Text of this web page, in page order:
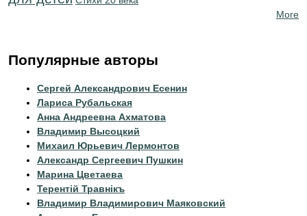
More
Популярные авторы
Сергей Александрович Есенин
Лариса Рубальская
Анна Андреевна Ахматова
Владимир Высоцкий
Михаил Юрьевич Лермонтов
Александр Сергеевич Пушкин
Марина Цветаева
Терентiй Травнiкъ
Владимир Владимирович Маяковский